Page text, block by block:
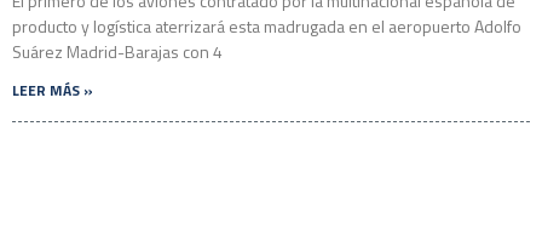
producto y logística aterrizará esta madrugada en el aeropuerto Adolfo
Suárez Madrid-Barajas con 4
LEER MÁS »